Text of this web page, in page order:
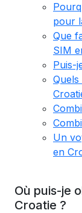
pour
Que
SIM
Puis-
Un
en
Où puis-je
Croatie ?